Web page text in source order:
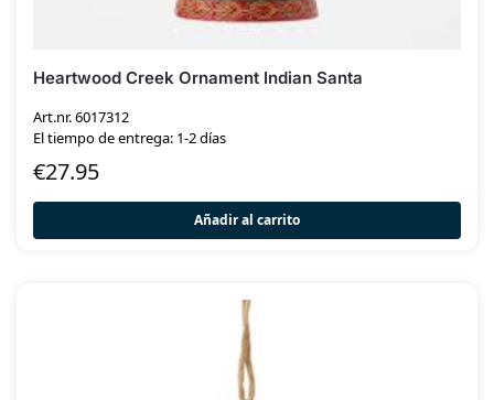
Heartwood Creek Ornament Indian Santa
Art.nr. 6017312
El tiempo de entrega: 1-2 días
€27.95
Añadir al carrito